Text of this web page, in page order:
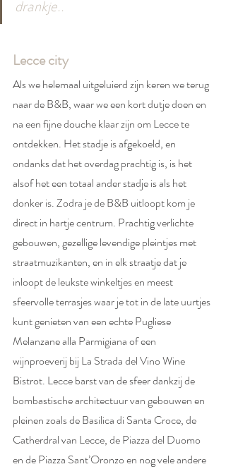
drankje..
Lecce city
Als we helemaal uitgeluierd zijn keren we terug
naar de B&B, waar we een kort dutje doen en
na een fijne douche klaar zijn om Lecce te
ontdekken. Het stadje is afgekoeld, en
ondanks dat het overdag prachtig is, is het
alsof het een totaal ander stadje is als het
donker is. Zodra je de B&B uitloopt kom je
direct in hartje centrum. Prachtig verlichte
gebouwen, gezellige levendige pleintjes met
straatmuzikanten, en in elk straatje dat je
inloopt de leukste winkeltjes en meest
sfeervolle terrasjes waar je tot in de late uurtjes
kunt genieten van een echte Pugliese
Melanzane alla Parmigiana of een
wijnproeverij bij La Strada del Vino Wine
Bistrot. Lecce barst van de sfeer dankzij de
bombastische architectuur van gebouwen en
pleinen zoals de Basilica di Santa Croce, de
Catherdral van Lecce, de Piazza del Duomo
en de Piazza Sant’Oronzo en nog vele andere